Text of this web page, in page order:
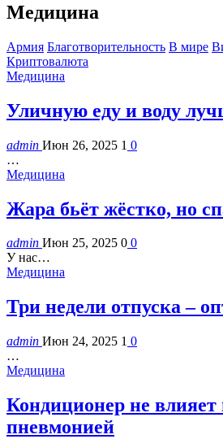
Медицина
Армия Благотворительность В мире
Криптовалюта
Медицина
Уличную еду и воду
admin Июн 26, 2025 1 0
…
Медицина
Жара бьёт жёстко, но
admin Июн 25, 2025 0 0
У нас…
Медицина
Три недели отпуска –
admin Июн 24, 2025 1 0
…
Медицина
Кондиционер не влияет
пневмонией